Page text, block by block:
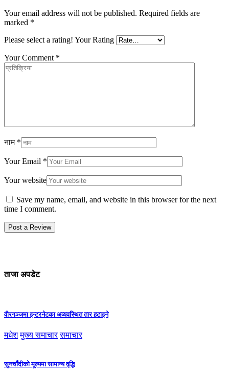
Your email address will not be published. Required fields are
marked *
Please select a rating! Your Rating
Your Comment *
नाम *
Your Email *
Your website
Save my name, email, and website in this browser for the next
time I comment.
ताजा अपडेट
वीरगञ्जमा इन्टरनेटका अव्यवस्थित तार हटाइने
मधेश मुख्य समाचार समाचार
सुनचाँदीको मूल्यमा सामान्य वृद्धि